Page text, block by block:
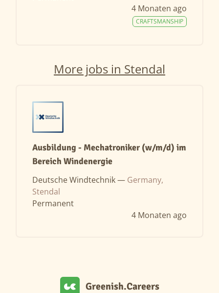
4 Monaten ago
CRAFTSMANSHIP
More jobs in Stendal
Ausbildung - Mechatroniker (w/m/d) im
Bereich Windenergie
Deutsche Windtechnik — Germany,
Stendal
Permanent
4 Monaten ago
Greenish.Careers